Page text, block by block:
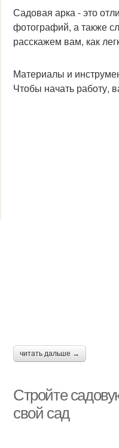
Растения для
арок
Садовая арка - это
фотографий, а также
расскажем вам, как
Материалы и
Чтобы начать работу,
читать дальше →
Стройте
свой сад